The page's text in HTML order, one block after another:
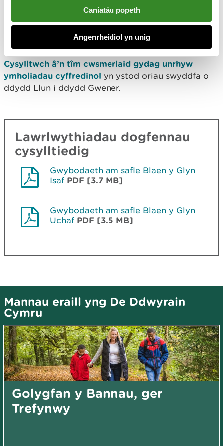
Caniatáu popeth
Angenrheidiol yn unig
Manylion cyswllt
Nid oes staff yn y lleoliad hwn.
Cysylltwch â’n tîm cwsmeriaid gydag unrhyw
ymholiadau cyffredinol yn ystod oriau swyddfa o
ddydd Llun i ddydd Gwener.
Lawrlwythiadau dogfennau
cysylltiedig
Gwybodaeth am safle Blaen y Glyn
Isaf PDF [3.7 MB]
Gwybodaeth am safle Blaen y Glyn
Uchaf PDF [3.5 MB]
Mannau eraill yng De Ddwyrain
Cymru
Golygfan y Bannau, ger
Trefynwy